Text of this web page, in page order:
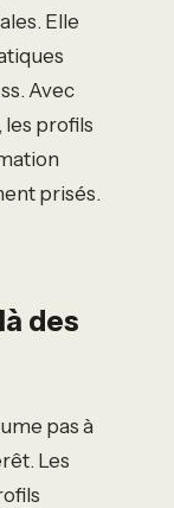
Elle
Avec
les profils
prisés.
des
pas à
Les